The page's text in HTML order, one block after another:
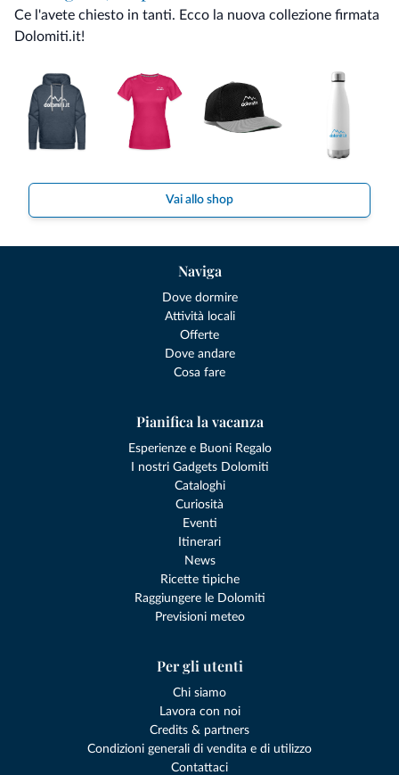
Ce l'avete chiesto in tanti. Ecco la nuova collezione firmata
Dolomiti.it!
Vai allo shop
Naviga
Dove dormire
Attività locali
Offerte
Dove andare
Cosa fare
Pianifica la vacanza
Esperienze e Buoni Regalo
I nostri Gadgets Dolomiti
Cataloghi
Curiosità
Eventi
Itinerari
News
Ricette tipiche
Raggiungere le Dolomiti
Previsioni meteo
Per gli utenti
Chi siamo
Lavora con noi
Credits & partners
Condizioni generali di vendita e di utilizzo
Contattaci